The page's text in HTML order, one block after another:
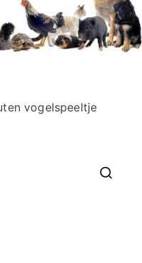
vogelspeeltje